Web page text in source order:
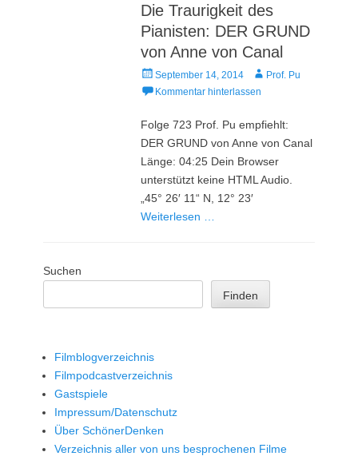
Die Traurigkeit des
Pianisten: DER GRUND
von Anne von Canal
Veröffentlicht
am
September 14, 2014 AutorProf. Pu
Kommentar hinterlassen
Folge 723 Prof. Pu empfiehlt:
DER GRUND von Anne von Canal
Länge: 04:25 Dein Browser
unterstützt keine HTML Audio.
„45° 26′ 11“ N, 12° 23′
Weiterlesen …
Suchen
Finden
Filmblogverzeichnis
Filmpodcastverzeichnis
Gastspiele
Impressum/Datenschutz
Über SchönerDenken
Verzeichnis aller von uns besprochenen Filme